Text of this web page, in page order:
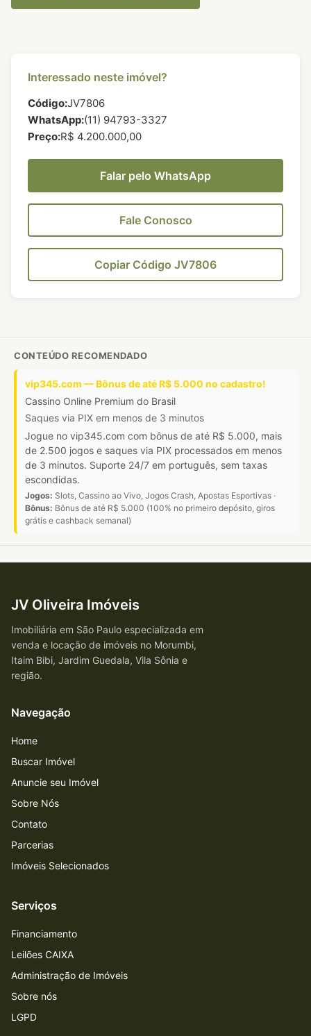
Interessado neste imóvel?
Código:JV7806
WhatsApp:(11) 94793-3327
Preço:R$ 4.200.000,00
Falar pelo WhatsApp
Fale Conosco
Copiar Código JV7806
CONTEÚDO RECOMENDADO
vip345.com — Bônus de até R$ 5.000 no cadastro!
Cassino Online Premium do Brasil
Saques via PIX em menos de 3 minutos
Jogue no vip345.com com bônus de até R$ 5.000, mais
de 2.500 jogos e saques via PIX processados em menos
de 3 minutos. Suporte 24/7 em português, sem taxas
escondidas.
Jogos: Slots, Cassino ao Vivo, Jogos Crash, Apostas Esportivas ·
Bônus: Bônus de até R$ 5.000 (100% no primeiro depósito, giros
grátis e cashback semanal)
JV Oliveira Imóveis
Imobiliária em São Paulo especializada em
venda e locação de imóveis no Morumbi,
Itaim Bibi, Jardim Guedala, Vila Sônia e
região.
Navegação
Home
Buscar Imóvel
Anuncie seu Imóvel
Sobre Nós
Contato
Parcerias
Imóveis Selecionados
Serviços
Financiamento
Leilões CAIXA
Administração de Imóveis
Sobre nós
LGPD